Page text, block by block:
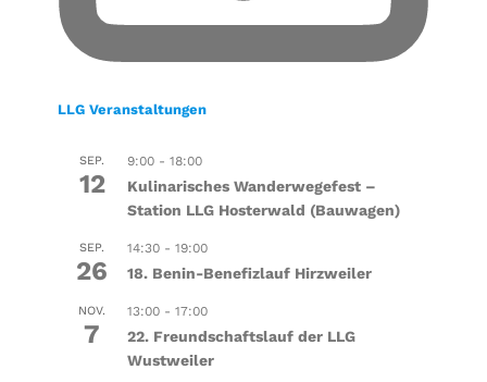
LLG Veranstaltungen
SEP.
12
9:00- 18:00
Kulinarisches Wanderwegefest –
Station LLG Hosterwald (Bauwagen)
SEP.
26
14:30- 19:00
18. Benin-Benefizlauf Hirzweiler
NOV.
7
13:00- 17:00
22. Freundschaftslauf der LLG
Wustweiler